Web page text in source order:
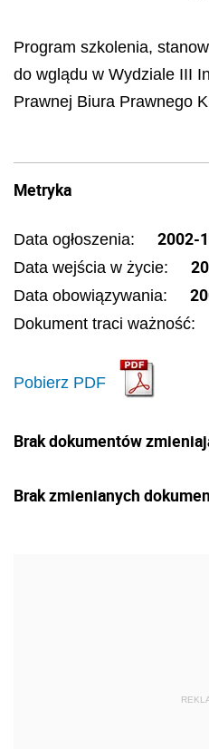
Program szkolenia,
do wglądu w Wydziale III
Prawnej Biura Prawnego
Metryka
Data ogłoszenia: 2002-
Data wejścia w życie:
Data obowiązywania:
Dokument traci ważność:
Pobierz PDF
Brak dokumentów
Brak zmienianych